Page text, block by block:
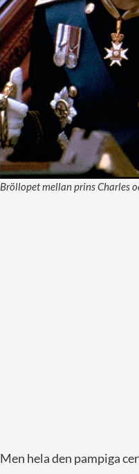
Bröllopet mellan prins Charles
Men hela den pampiga